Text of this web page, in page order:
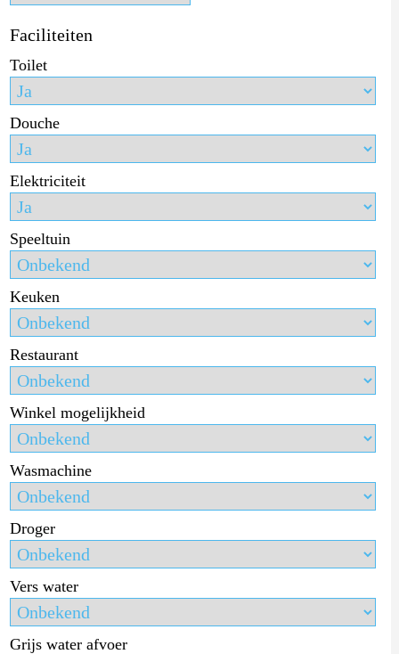
Faciliteiten
Toilet
Douche
Elektriciteit
Speeltuin
Keuken
Restaurant
Winkel mogelijkheid
Wasmachine
Droger
Vers water
Grijs water afvoer